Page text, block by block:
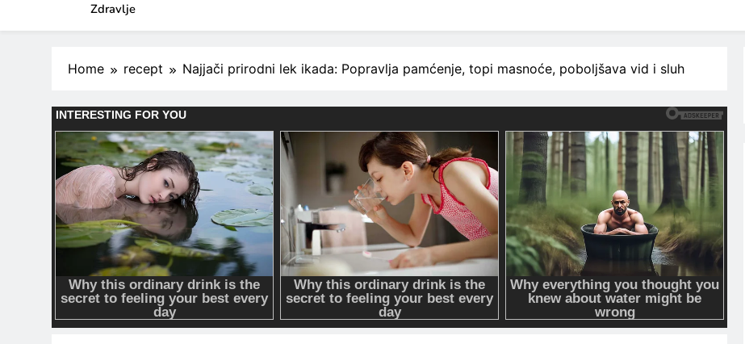
Zdravlje
Home recept Najjači prirodni lek ikada: Popravlja pamćenje, topi masnoće, poboljšava vid i sluh